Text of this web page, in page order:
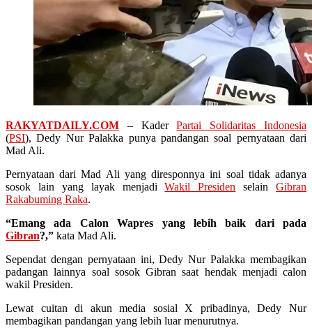
RAKYATDAILY.COM – KaderPartai Solidaritas Indonesia
(PSI), Dedy Nur Palakka punya pandangan soal pernyataan dari
Mad Ali.
Pernyataan dari Mad Ali yang diresponnya ini soal tidak adanya
sosok lain yang layak menjadiWakil Presiden selain Gibran
Rakabuming Raka.
“Emang ada Calon Wapres yang lebih baik dari pada
Gibran?,” kata Mad Ali.
Sependat dengan pernyataan ini, Dedy Nur Palakka membagikan
padangan lainnya soal sosok Gibran saat hendak menjadi calon
wakil Presiden.
Lewat cuitan di akun media sosial X pribadinya, Dedy Nur
membagikan pandangan yang lebih luar menurutnya.